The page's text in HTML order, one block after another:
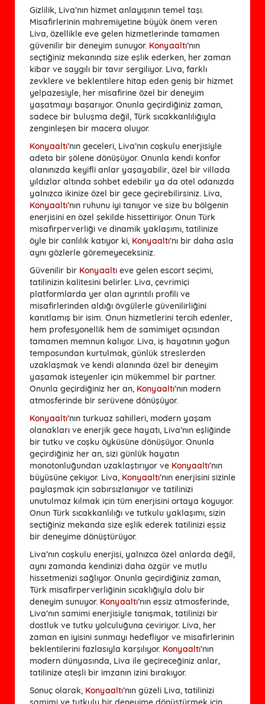
Gizlilik, Liva’nın hizmet anlayışının temel taşı.
Misafirlerinin mahremiyetine büyük önem veren
Liva, özellikle eve gelen hizmetlerinde tamamen
güvenilir bir deneyim sunuyor. Konyaaltı’nın
seçtiğiniz mekanında size eşlik ederken, her zaman
kibar ve saygılı bir tavır sergiliyor. Liva, farklı
zevklere ve beklentilere hitap eden geniş bir hizmet
yelpazesiyle, her misafirine özel bir deneyim
yaşatmayı başarıyor. Onunla geçirdiğiniz zaman,
sadece bir buluşma değil, Türk sıcakkanlılığıyla
zenginleşen bir macera oluyor.
Konyaaltı’nın geceleri, Liva’nın coşkulu enerjisiyle
adeta bir şölene dönüşüyor. Onunla kendi konfor
alanınızda keyifli anlar yaşayabilir, özel bir villada
yıldızlar altında sohbet edebilir ya da otel odanızda
yalnızca ikinize özel bir gece geçirebilirsiniz. Liva,
Konyaaltı’nın ruhunu iyi tanıyor ve size bu bölgenin
enerjisini en özel şekilde hissettiriyor. Onun Türk
misafirperverliği ve dinamik yaklaşımı, tatilinize
öyle bir canlılık katıyor ki, Konyaaltı’nı bir daha asla
aynı gözlerle göremeyeceksiniz.
Güvenilir bir Konyaaltı eve gelen escort seçimi,
tatilinizin kalitesini belirler. Liva, çevrimiçi
platformlarda yer alan ayrıntılı profili ve
misafirlerinden aldığı övgülerle güvenilirliğini
kanıtlamış bir isim. Onun hizmetlerini tercih edenler,
hem profesyonellik hem de samimiyet açısından
tamamen memnun kalıyor. Liva, iş hayatının yoğun
temposundan kurtulmak, günlük streslerden
uzaklaşmak ve kendi alanında özel bir deneyim
yaşamak isteyenler için mükemmel bir partner.
Onunla geçirdiğiniz her an, Konyaaltı’nın modern
atmosferinde bir serüvene dönüşüyor.
Konyaaltı’nın turkuaz sahilleri, modern yaşam
olanakları ve enerjik gece hayatı, Liva’nın eşliğinde
bir tutku ve coşku öyküsüne dönüşüyor. Onunla
geçirdiğiniz her an, sizi günlük hayatın
monotonluğundan uzaklaştırıyor ve Konyaaltı’nın
büyüsüne çekiyor. Liva, Konyaaltı’nın enerjisini sizinle
paylaşmak için sabırsızlanıyor ve tatilinizi
unutulmaz kılmak için tüm enerjisini ortaya koyuyor.
Onun Türk sıcakkanlılığı ve tutkulu yaklaşımı, sizin
seçtiğiniz mekanda size eşlik ederek tatilinizi eşsiz
bir deneyime dönüştürüyor.
Liva’nın coşkulu enerjisi, yalnızca özel anlarda değil,
aynı zamanda kendinizi daha özgür ve mutlu
hissetmenizi sağlıyor. Onunla geçirdiğiniz zaman,
Türk misafirperverliğinin sıcaklığıyla dolu bir
deneyim sunuyor. Konyaaltı’nın eşsiz atmosferinde,
Liva’nın samimi enerjisiyle tanışmak, tatilinizi bir
dostluk ve tutku yolculuğuna çeviriyor. Liva, her
zaman en iyisini sunmayı hedefliyor ve misafirlerinin
beklentilerini fazlasıyla karşılıyor. Konyaaltı’nın
modern dünyasında, Liva ile geçireceğiniz anlar,
tatilinize ateşli bir imzanın izini bırakıyor.
Sonuç olarak, Konyaaltı’nın güzeli Liva, tatilinizi